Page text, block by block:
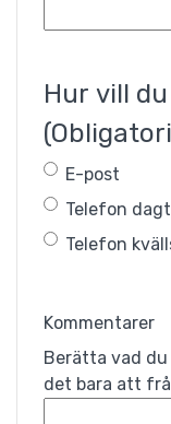
Hur vill
E-post
Telefon
Telefon
Kommentarer
Berätta vad
det bara att